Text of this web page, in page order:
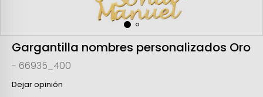
Gargantilla nombres personalizados Oro
- 66935_400
Dejar opinión